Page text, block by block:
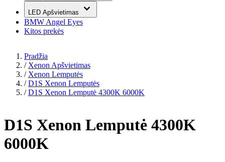
LED Apšvietimas
BMW Angel Eyes
Kitos prekės
Pradžia
/ Xenon Apšvietimas
/ Xenon Lemputės
/ D1S Xenon Lemputės
/ D1S Xenon Lemputė 4300K 6000K
D1S Xenon Lemputė 4300K
6000K